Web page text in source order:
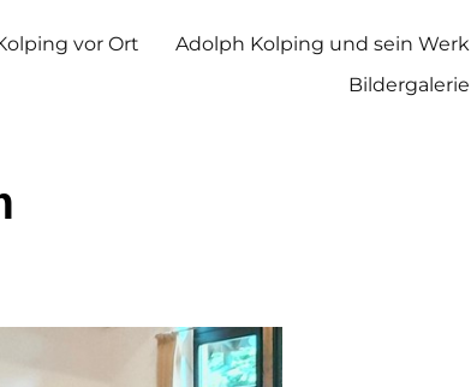
vor Ort
Adolph Kolping und sein Werk
Bildergalerie